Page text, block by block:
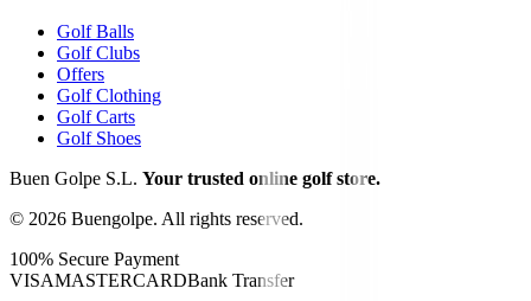
Golf Balls
Golf Clubs
Offers
Golf Clothing
Golf Carts
Golf Shoes
Buen Golpe S.L. Your trusted online golf store.
© 2026 Buengolpe. All rights reserved.
100% Secure Payment
VISAMASTERCARDBank Transfer